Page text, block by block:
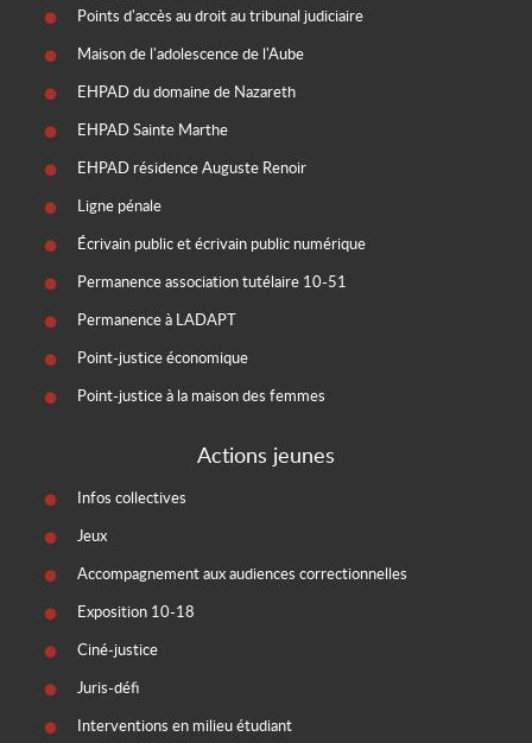
Points d'accès au droit au tribunal judiciaire
Maison de l'adolescence de l'Aube
EHPAD du domaine de Nazareth
EHPAD Sainte Marthe
EHPAD résidence Auguste Renoir
Ligne pénale
Écrivain public et écrivain public numérique
Permanence association tutélaire 10-51
Permanence à LADAPT
Point-justice économique
Point-justice à la maison des femmes
Actions jeunes
Infos collectives
Jeux
Accompagnement aux audiences correctionnelles
Exposition 10-18
Ciné-justice
Juris-défi
Interventions en milieu étudiant